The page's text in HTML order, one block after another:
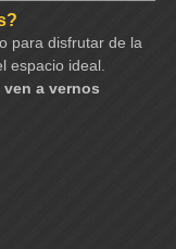
para disfrutar de la
espacio ideal.
a vernos